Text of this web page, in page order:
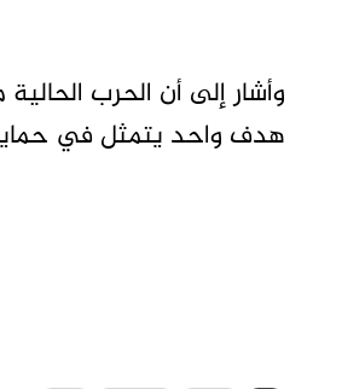
وأشار إلى أن الحرب
هدف واحد يتمثل في